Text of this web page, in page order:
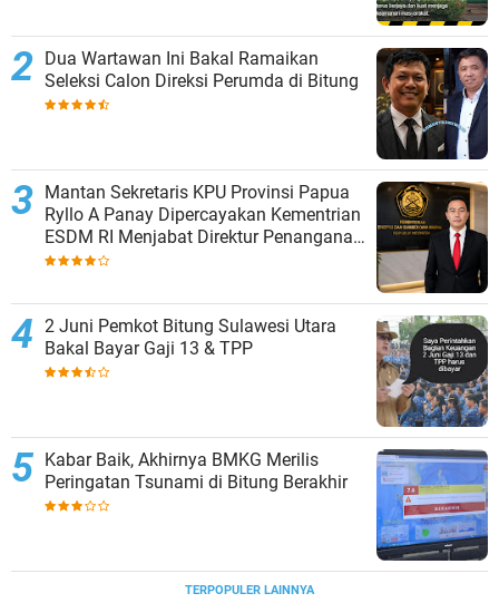
Dua Wartawan Ini Bakal Ramaikan
Seleksi Calon Direksi Perumda di Bitung
Mantan Sekretaris KPU Provinsi Papua
Ryllo A Panay Dipercayakan Kementrian
ESDM RI Menjabat Direktur Penanganan
Aset Barang Bukti
2 Juni Pemkot Bitung Sulawesi Utara
Bakal Bayar Gaji 13 & TPP
Kabar Baik, Akhirnya BMKG Merilis
Peringatan Tsunami di Bitung Berakhir
TERPOPULER LAINNYA